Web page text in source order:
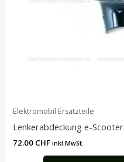
Elektromobil Ersatzteile
Lenkerabdeckung e-
72.00 CHF inkl.MwSt.